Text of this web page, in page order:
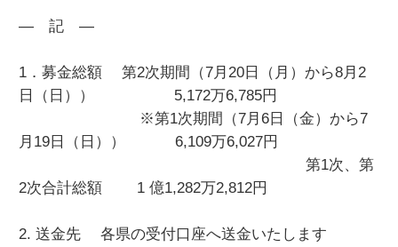
― 記 ―
1．募金総額 第2次期間（7月20日（月）から8月2
日（日）） 5,172万6,785円
※第1次期間（7月6日（金）から7
月19日（日）） 6,109万6,027円
第1次、第
2次合計総額 1 億1,282万2,812円
2. 送金先 各県の受付口座へ送金いたします